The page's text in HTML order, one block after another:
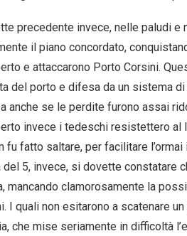
precedente invece, nelle paludi e
il piano concordato,
e attaccarono Porto Corsini.
del porto e difesa da un sistema
anche se le perdite furono assai
invece i tedeschi resistettero
fu fatto saltare, per facilitare
del 5, invece, si dovette constatare
mancando clamorosamente la
I quali non esitarono a scatenare
che mise seriamente in difficoltà